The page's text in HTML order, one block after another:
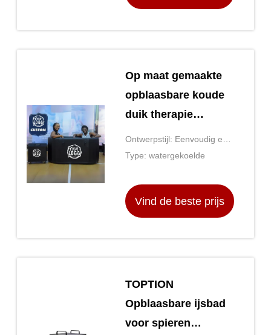
Op maat gemaakte
opblaasbare koude
duik therapie
Revolutionair
badproduct voor
Ontwerpstijl: Eenvoudig en
modernType: watergekoelde
Vind de beste prijs
TOPTION
Opblaasbare ijsbad
voor spieren